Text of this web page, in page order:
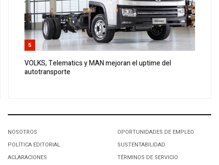
5
VOLKS, Telematics y MAN mejoran el uptime del
autotransporte
NOSOTROS
POLÍTICA EDITORIAL
ACLARACIONES
OPORTUNIDADES DE EMPLEO
SUSTENTABILIDAD
TÉRMINOS DE SERVICIO